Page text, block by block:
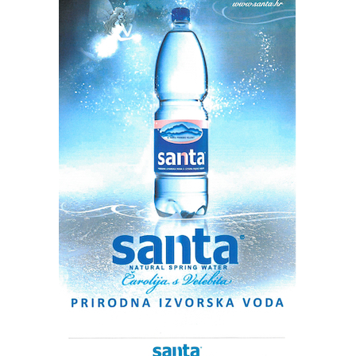
temperatura vode poslijepodne kreće oko 20 Celzijevih
stupnjeva.
pretežno sunčano i neugodno vruće vrijeme pa
će temperatura zraka biti slična ili još stupanj-dva viša.
Dnevna temperatura će se i dalje kretati između 35 i čak
40 Celzijevih stupnjeva. Mala mogućnost za popodnevni
pljusak će postojati u gorskom dijelu zemlje i
unutrašnjosti Dalmacije i Istre. Vrućina će vrhunac imati
danas i sutra, a od petka bi mogla polako popuštati, prije
svega u unutrašnjosti zemlje gdje je oko petka moguć i
pokoji kraći pljusak. Za vikend bi onda temperatura na
kopnu bila bliže 30°C, a na Jadranu će i dalje biti oko 35
Celzijevih stupnjeva. Zasad nema nikakve trajnije
promjene vremena ni obilnije kiše na širem području pa
se nastavlja suša što će i dalje biti problem zbog
poljoprivrede, potrošnje pitke vode i u energetici.
Zbog vrućine Državni hidrometeorološki zavod je za